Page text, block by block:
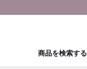
商品を検索する